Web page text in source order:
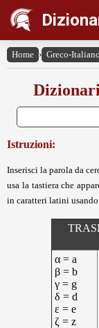
Home › Greco-Italiano
Istruzioni:
Inserisci la parola da
usa la tastiera che
in caratteri latini usando
α = a
β = b
γ = g
δ = d
ε = e
ζ = z